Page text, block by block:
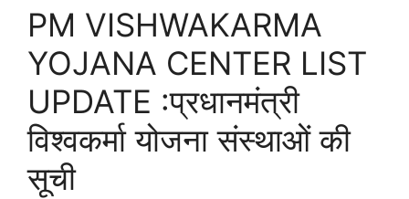
PM VISHWAKARMA
YOJANA CENTER LIST
UPDATE :प्रधानमंत्री
विश्वकर्मा योजना संस्थाओं की
सूची